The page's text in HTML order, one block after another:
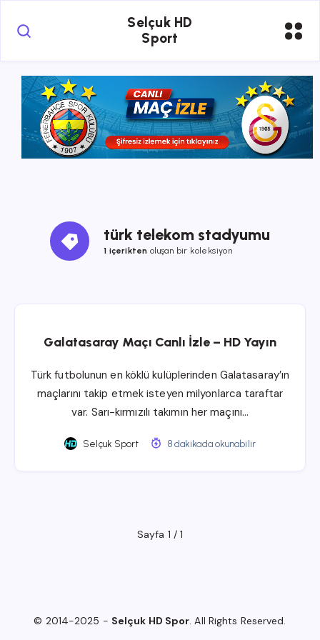
Selçuk HD
Sport
türk telekom stadyumu
1 içerikten oluşan bir koleksiyon
Galatasaray Maçı Canlı İzle – HD Yayın
Türk futbolunun en köklü kulüplerinden Galatasaray’ın
maçlarını takip etmek isteyen milyonlarca taraftar
var. Sarı-kırmızılı takımın her maçını…
Selçuk Sport 8 dakikada okunabilir
Sayfa 1 / 1
© 2014-2025 - Selçuk HD Spor. All Rights Reserved.